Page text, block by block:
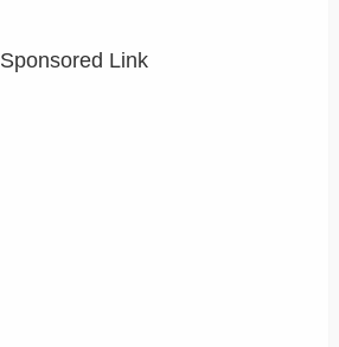
Sponsored Link